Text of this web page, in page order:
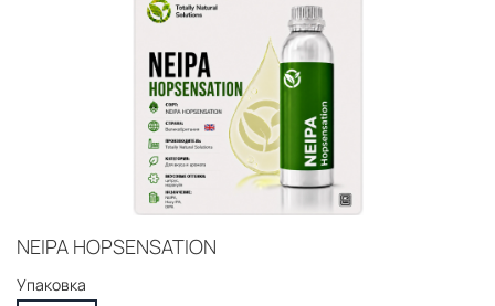
NEIPA HOPSENSATION
Упаковка